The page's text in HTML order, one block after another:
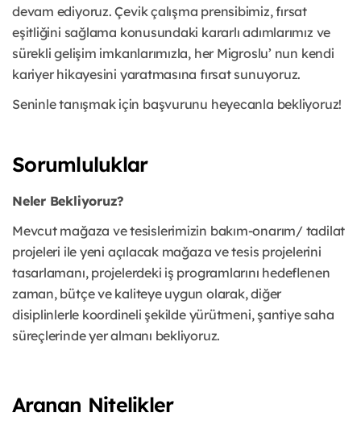
devam ediyoruz. Çevik çalışma prensibimiz, fırsat
eşitliğini sağlama konusundaki kararlı adımlarımız ve
sürekli gelişim imkanlarımızla, her Migroslu’ nun kendi
kariyer hikayesini yaratmasına fırsat sunuyoruz.
Seninle tanışmak için başvurunu heyecanla bekliyoruz!
Sorumluluklar
Neler Bekliyoruz?
Mevcut mağaza ve tesislerimizin bakım-onarım/ tadilat
projeleri ile yeni açılacak mağaza ve tesis projelerini
tasarlamanı, projelerdeki iş programlarını hedeflenen
zaman, bütçe ve kaliteye uygun olarak, diğer
disiplinlerle koordineli şekilde yürütmeni, şantiye saha
süreçlerinde yer almanı bekliyoruz.
Aranan Nitelikler